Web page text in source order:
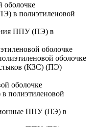
в полиэтиленовой
ППУ (ПЭ) в
оболочке
оболочке
(КЗС) (ПЭ)
оболочке
полиэтиленовой
ППУ (ПЭ) в